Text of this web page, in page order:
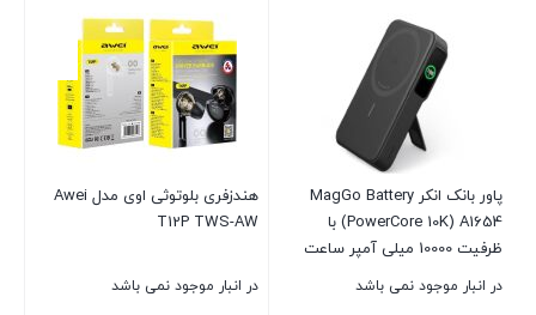
پاور بانک انکر MagGo Battery
(PowerCore 10K) A1654 با
ظرفیت 10000 میلی آمپر ساعت
در انبار موجود نمی باشد
هندزفری بلوتوثی اوی مدل Awei
T12P TWS-AW
در انبار موجود نمی باشد